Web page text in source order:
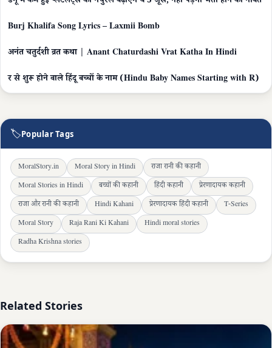
Burj Khalifa Song Lyrics – Laxmii Bomb
अनंत चतुर्दशी व्रत कथा | Anant Chaturdashi Vrat Katha In Hindi
र से शुरू होने वाले हिंदू बच्चों के नाम (Hindu Baby Names Starting with R)
🏷Popular Tags
MoralStory.in Moral Story in Hindi
राजा रानी की कहानी
Moral Stories in Hindi
बच्चों की कहानी हिंदी कहानी
प्रेरणादायक कहानी
राजा और रानी की कहानी
Hindi Kahani प्रेरणादायक हिंदी कहानी
T-Series
Moral Story
Raja Rani Ki Kahani
Hindi moral stories
Radha Krishna stories
Related Stories